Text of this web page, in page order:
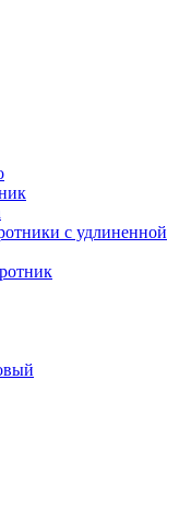
с удлиненной